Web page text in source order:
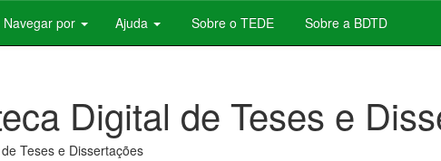
Navegar por Ajuda Sobre o TEDE Sobre a BDTD
Digital de Teses e
Teses e Dissertações